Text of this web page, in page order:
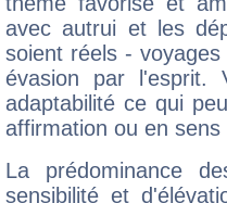
avec autrui et les
soient réels -
évasion par l'esprit.
adaptabilité ce qui
affirmation ou en
La prédominance
sensibilité et